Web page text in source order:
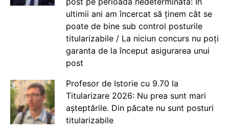
ultimii ani am încercat să ținem cât se
poate de bine sub control posturile
titularizabile / La niciun concurs nu poți
garanta de la început asigurarea unui
post
Profesor de Istorie cu 9.70 la
Titularizare 2026: Nu prea sunt mari
așteptările. Din păcate nu sunt posturi
titularizabile